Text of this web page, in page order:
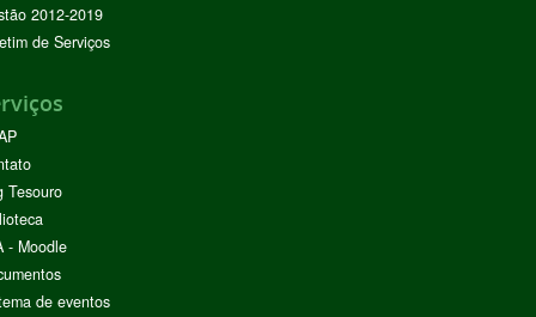
2012-2019
de Serviços
Tesouro
- Moodle
de eventos